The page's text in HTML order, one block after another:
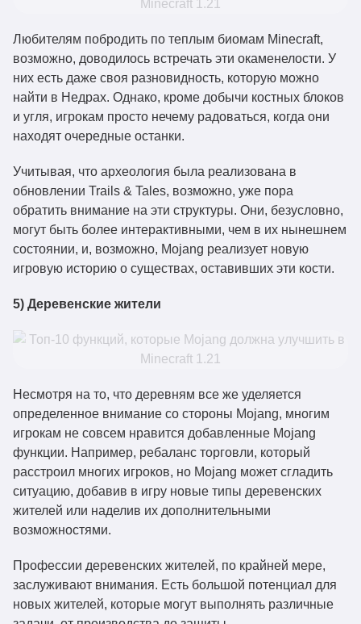
Любителям побродить по теплым биомам Minecraft,
возможно, доводилось встречать эти окаменелости. У
них есть даже своя разновидность, которую можно
найти в Недрах. Однако, кроме добычи костных блоков
и угля, игрокам просто нечему радоваться, когда они
находят очередные останки.
Учитывая, что археология была реализована в
обновлении Trails & Tales, возможно, уже пора
обратить внимание на эти структуры. Они, безусловно,
могут быть более интерактивными, чем в их нынешнем
состоянии, и, возможно, Mojang реализует новую
игровую историю о существах, оставивших эти кости.
5) Деревенские жители
Несмотря на то, что деревням все же уделяется
определенное внимание со стороны Mojang, многим
игрокам не совсем нравится добавленные Mojang
функции. Например, ребаланс торговли, который
расстроил многих игроков, но Mojang может сгладить
ситуацию, добавив в игру новые типы деревенских
жителей или наделив их дополнительными
возможностями.
Профессии деревенских жителей, по крайней мере,
заслуживают внимания. Есть большой потенциал для
новых жителей, которые могут выполнять различные